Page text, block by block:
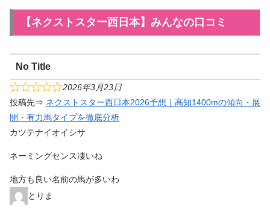
【ネクストスター西日本】みんなの口コミ
No Title
2026年3月23日
投稿先⇒ ネクストスター西日本2026予想｜高知1400mの傾向・展
開・有力馬タイプを徹底分析
カツテナイオイシサ
ネーミングセンス凄いね
地方も良い名前の馬が多いわ
とりま